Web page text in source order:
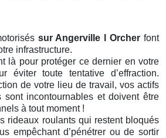
sur Angerville l Orcher font
infrastructure.
là pour protéger ce dernier en votre
éviter toute tentative d’effraction.
de votre lieu de travail, vos actifs
sont incontournables et doivent être
à tout moment !
rideaux roulants qui restent bloqués
empêchant d’pénétrer ou de sortir